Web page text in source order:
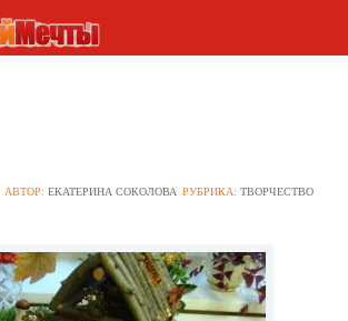
АВТОР:ЕКАТЕРИНА СОКОЛОВА РУБРИКА:ТВОРЧЕСТВО